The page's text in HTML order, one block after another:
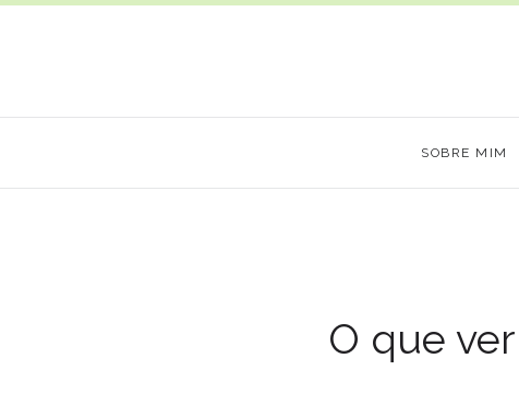
SOBRE MIM
O que